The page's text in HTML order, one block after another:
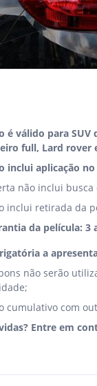
é válido para SUV
full, Lard rover
inclui aplicação
não inclui busca
inclui retirada da
da película: 3
a
não serão
cumulativo com
Entre em